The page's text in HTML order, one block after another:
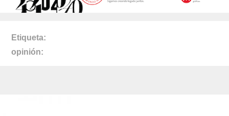
Etiqueta
opinión